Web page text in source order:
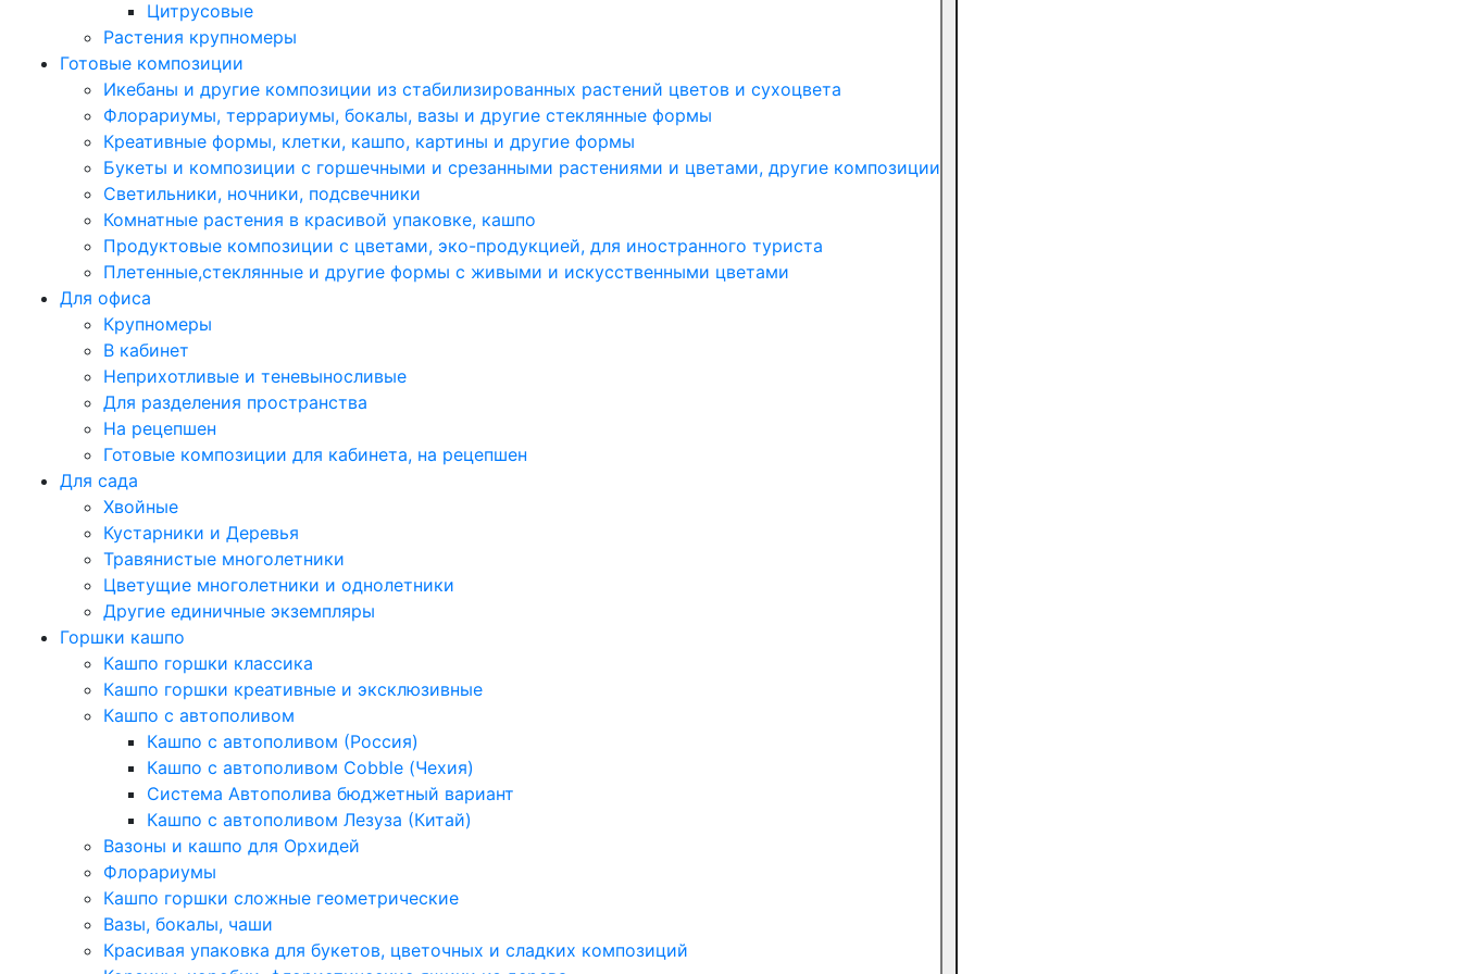
Цитрусовые
Растения крупномеры
Готовые композиции
Икебаны и другие композиции из стабилизированных растений цветов и сухоцвета
Флорариумы, террариумы, бокалы, вазы и другие стеклянные формы
Креативные формы, клетки, кашпо, картины и другие формы
Букеты и композиции с горшечными и срезанными растениями и цветами, другие композиции
Светильники, ночники, подсвечники
Комнатные растения в красивой упаковке, кашпо
Продуктовые композиции с цветами, эко-продукцией, для иностранного туриста
Плетенные,стеклянные и другие формы с живыми и искусственными цветами
Для офиса
Крупномеры
В кабинет
Неприхотливые и теневыносливые
Для разделения пространства
На рецепшен
Готовые композиции для кабинета, на рецепшен
Для сада
Хвойные
Кустарники и Деревья
Травянистые многолетники
Цветущие многолетники и однолетники
Другие единичные экземпляры
Горшки кашпо
Кашпо горшки классика
Кашпо горшки креативные и эксклюзивные
Кашпо с автополивом
Кашпо с автополивом (Россия)
Кашпо с автополивом Cobble (Чехия)
Система Автополива бюджетный вариант
Кашпо с автополивом Лезуза (Китай)
Вазоны и кашпо для Орхидей
Флорариумы
Кашпо горшки сложные геометрические
Вазы, бокалы, чаши
Красивая упаковка для букетов, цветочных и сладких композиций